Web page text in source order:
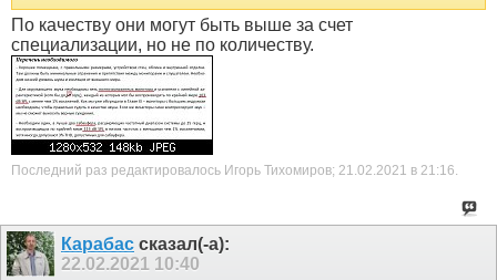
По качеству они могут быть выше за счет
специализации, но не по количеству.
Последний раз редактировалось Игорь Тихомиров; 21.02.2021 в 21:16.
Карабас сказал(-а):
22.02.2021 10:40